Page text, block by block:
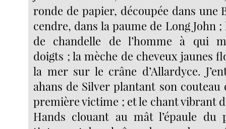
ronde de papier, découpée dans une
cendre, dans la paume de Long John
de chandelle de l’homme à qui
doigts ; la mèche de cheveux jaunes
la mer sur le crâne d’Allardyce.
ahans de Silver plantant son couteau
première victime ; et le chant vibrant
Hands clouant au mât l’épaule